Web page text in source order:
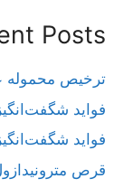
Posts
ترخیص محموله
فواید شگفت‌انگیز
فواید شگفت‌انگیز
قرص مترونیدازول ۲۵۰ برای چیست؟